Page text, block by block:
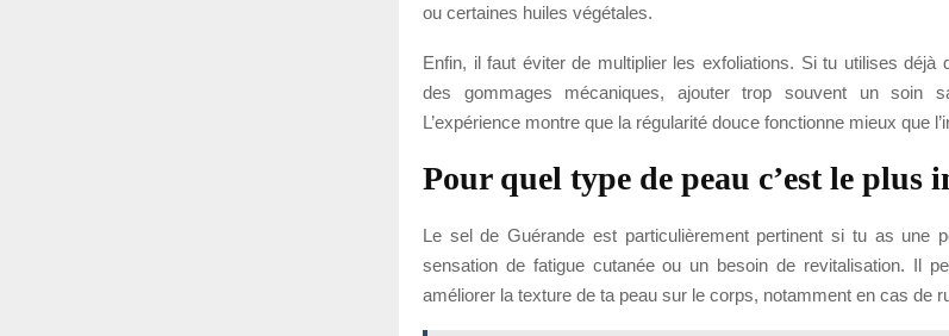
ou certaines huiles végétales.
Enfin, il faut éviter de multiplier les exfoliations. Si tu utilises déjà
des gommages mécaniques, ajouter trop souvent un soin
L’expérience montre que la régularité douce fonctionne mieux que
Pour quel type de peau c’est le plus
Le sel de Guérande est particulièrement pertinent si tu as une
sensation de fatigue cutanée ou un besoin de revitalisation. Il
améliorer la texture de ta peau sur le corps, notamment en cas de